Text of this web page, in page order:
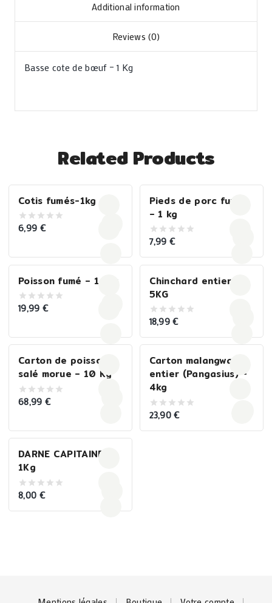
Additional information
Reviews (0)
Basse cote de bœuf – 1 Kg
Related Products
Cotis fumés-1kg
0
6,99 €
Pieds de porc fumés
– 1 kg
0
of
5
7,99€
Poisson fumé – 1,5kg
0
19,99 €
Chinchard entier –
5KG
0
of
5
18,99€
Carton de poisson
salé morue – 10 Kg
0
68,99 €
Carton malangwa
entier (Pangasius) –
4kg
0
of
23,90€
DARNE CAPITAINE –
1Kg
0
of
8,00 €